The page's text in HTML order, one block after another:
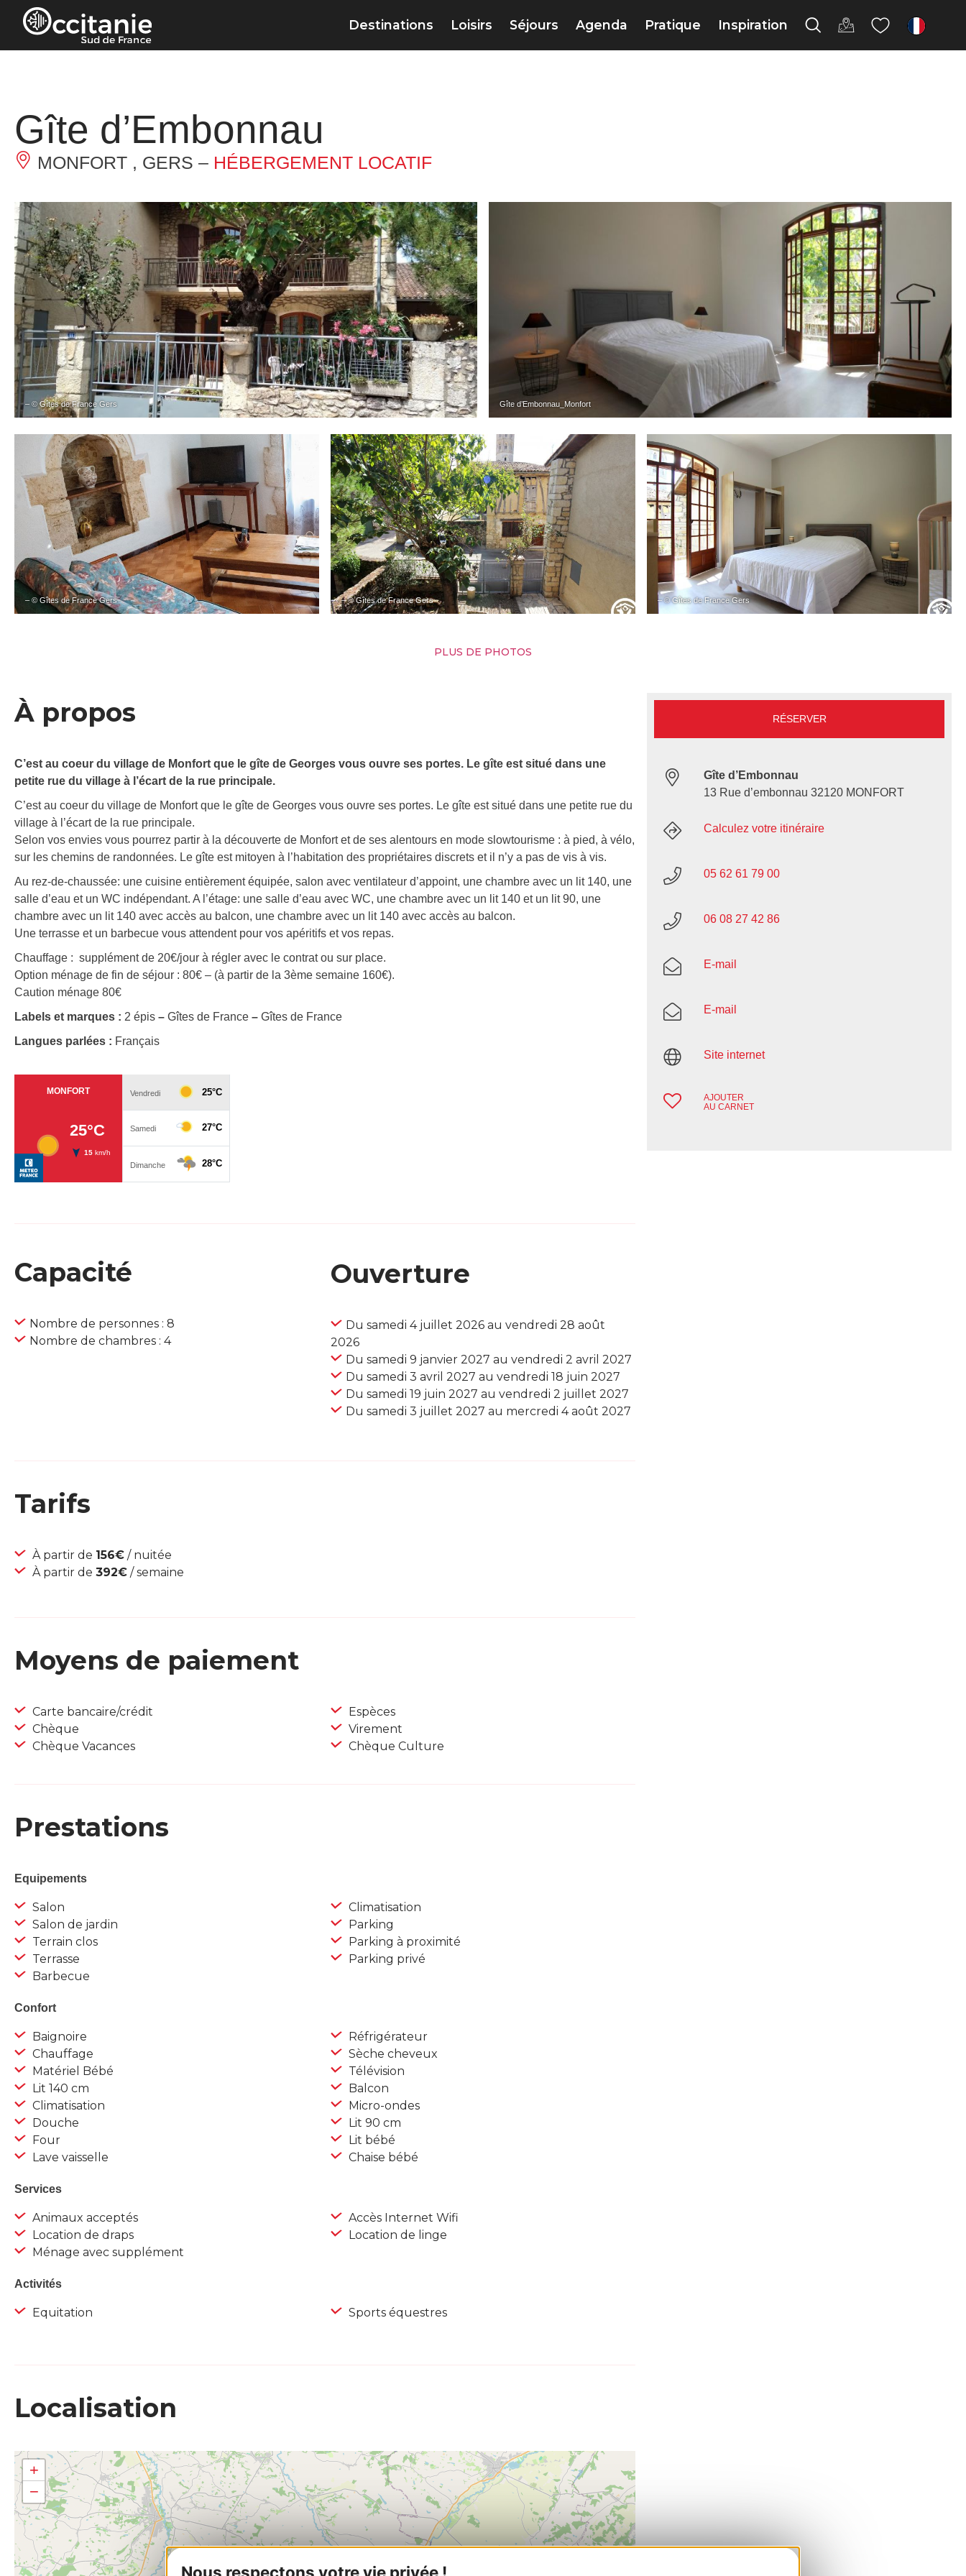
Panneau de gestion des cookies
Destinations Loisirs Séjours Agenda Pratique Inspiration fr
Gîte d’Embonnau
MONFORT , GERS – HÉBERGEMENT LOCATIF
– © Gîtes de France Gers Gîte d’Embonnau_Monfort
– © Gîtes de France Gers – © Gîtes de France Gers – © Gîtes de France Gers
PLUS DE PHOTOS
À propos
C’est au coeur du village de Monfort que le gîte de Georges vous ouvre ses portes. Le gîte est situé dans une
petite rue du village à l’écart de la rue principale.
C’est au coeur du village de Monfort que le gîte de Georges vous ouvre ses portes. Le gîte est situé dans une petite rue du
village à l’écart de la rue principale.
Selon vos envies vous pourrez partir à la découverte de Monfort et de ses alentours en mode slowtourisme : à pied, à vélo,
sur les chemins de randonnées. Le gîte est mitoyen à l’habitation des propriétaires discrets et il n’y a pas de vis à vis.
Au rez-de-chaussée: une cuisine entièrement équipée, salon avec ventilateur d’appoint, une chambre avec un lit 140, une
salle d’eau et un WC indépendant. A l’étage: une salle d’eau avec WC, une chambre avec un lit 140 et un lit 90, une
chambre avec un lit 140 avec accès au balcon, une chambre avec un lit 140 avec accès au balcon.
Une terrasse et un barbecue vous attendent pour vos apéritifs et vos repas.
Chauffage : supplément de 20€/jour à régler avec le contrat ou sur place.
Option ménage de fin de séjour : 80€ – (à partir de la 3ème semaine 160€).
Caution ménage 80€
Labels et marques : 2 épis – Gîtes de France – Gîtes de France
Langues parlées : Français
Capacité
Nombre de personnes : 8
Nombre de chambres : 4
Ouverture
Du samedi 4 juillet 2026 au vendredi 28 août
2026
Du samedi 9 janvier 2027 au vendredi 2 avril 2027
Du samedi 3 avril 2027 au vendredi 18 juin 2027
Du samedi 19 juin 2027 au vendredi 2 juillet 2027
Du samedi 3 juillet 2027 au mercredi 4 août 2027
Tarifs
À partir de 156€ / nuitée
À partir de 392€ / semaine
Moyens de paiement
Carte bancaire/crédit
Chèque
Chèque Vacances
Espèces
Virement
Chèque Culture
Prestations
Equipements
Salon
Salon de jardin
Terrain clos
Terrasse
Barbecue
Climatisation
Parking
Parking à proximité
Parking privé
Confort
Baignoire
Chauffage
Matériel Bébé
Lit 140 cm
Climatisation
Douche
Four
Lave vaisselle
Réfrigérateur
Sèche cheveux
Télévision
Balcon
Micro-ondes
Lit 90 cm
Lit bébé
Chaise bébé
Services
Animaux acceptés
Location de draps
Ménage avec supplément
Accès Internet Wifi
Location de linge
Activités
Equitation Sports équestres
Localisation
+
−
RÉSERVER
Gîte d’Embonnau
13 Rue d’embonnau 32120 MONFORT
Calculez votre itinéraire
05 62 61 79 00
06 08 27 42 86
E-mail
E-mail
Site internet
AJOUTER
AU CARNET